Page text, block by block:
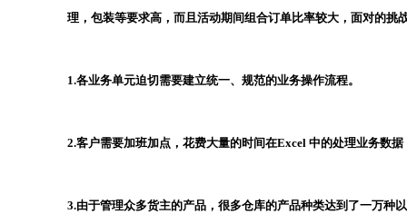
理，包装等要求高，而且活动
1.各业务单元迫切需要建立统一、规范的业务操作流程。
2.客户需要加班加点，花费大量的时间在Excel 中的处理业务数
3.由于管理众多货主的产品，很多仓库的产品种类达到了一万种